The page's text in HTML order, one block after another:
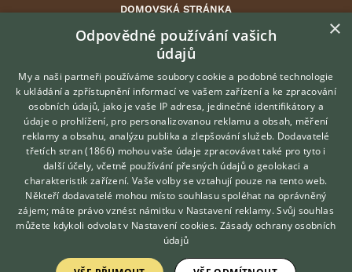
DOMOVSKÁ STRÁNKA
INZERCE
DISKUSE
ČLÁNKY
CHOVATELSKÉ STANICE
O nás
Kontakt
Možnosti zvýraznění inzerátů
Podmínky užití
Zpracování osobních údajů
Přihlášení
Hledáte zvířecího kamaráda?
Zdarma vám poradí
VETERINÁŘ ONLINE
KONZULTOVAT S
VETERINÁŘEM
×
Odpovědné používání vašich
údajů
My a naši partneři používáme soubory cookie a podobné technologie
k ukládání a zpřístupnění informací ve vašem zařízení a ke zpracování
osobních údajů, jako je vaše IP adresa, jedinečné identifikátory a
údaje o prohlížení, pro personalizovanou reklamu a obsah, měření
reklamy a obsahu, analýzu publika a zlepšování služeb. Dodavatelé
třetích stran (1866) mohou vaše údaje zpracovávat také pro tyto i
další účely, včetně používání přesných údajů o geolokaci a
charakteristik zařízení. Vaše volby se vztahují pouze na tento web.
Někteří dodavatelé mohou místo souhlasu spoléhat na oprávněný
zájem; máte právo vznést námitku v Nastavení reklamy. Svůj souhlas
můžete kdykoli odvolat v Nastavení cookies. Zásady ochrany osobních
údajů